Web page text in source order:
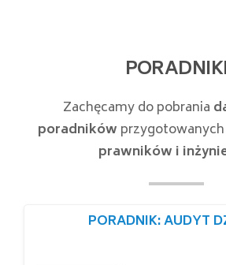
Zachęcamy do pobrania
poradników
prawników i
PORADNIK: AUDYT